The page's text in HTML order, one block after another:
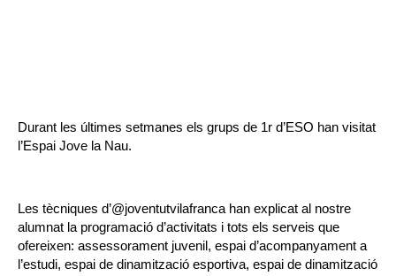
Durant les últimes setmanes els grups de 1r d’ESO han visitat
l’Espai Jove la Nau.
Les tècniques d’@joventutvilafranca han explicat al nostre
alumnat la programació d’activitats i tots els serveis que
ofereixen: assessorament juvenil, espai d’acompanyament a
l’estudi, espai de dinamització esportiva, espai de dinamització